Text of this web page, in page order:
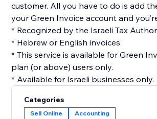
customer. All you have to do is add
your Green Invoice account and
* Recognized by the Israeli Tax
* Hebrew or English invoices
* This service is available for Green
plan (or above) users only.
* Available for Israeli businesses only.
Categories
Sell Online Accounting